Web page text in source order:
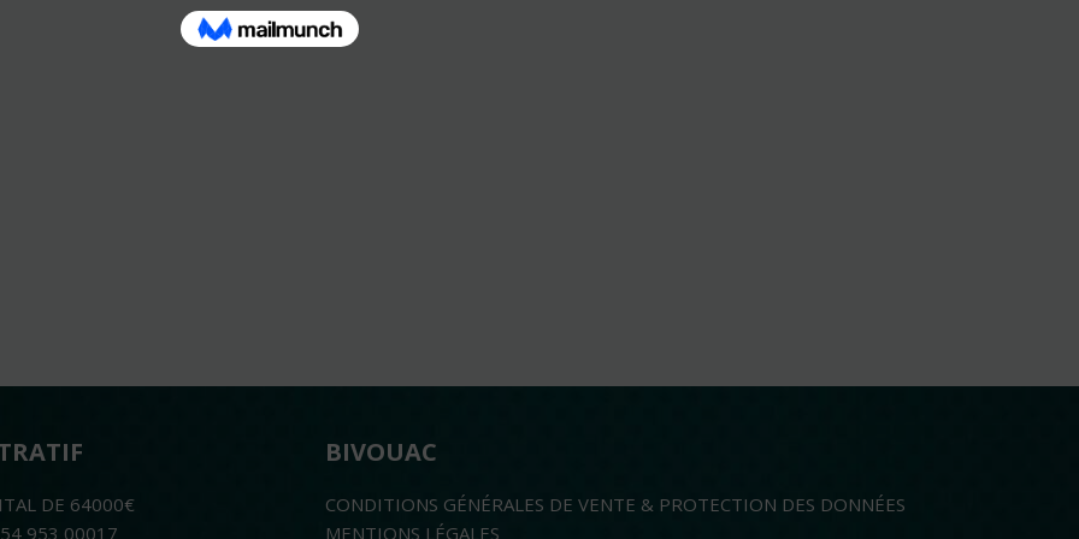
DE 64000€
953 00017
BIVOUAC
CONDITIONS GÉNÉRALES DE VENTE & PROTECTION DES DONNÉES
MENTIONS LÉGALES